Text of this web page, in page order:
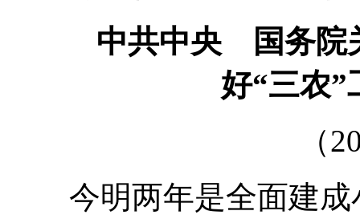
中共中央 国务院
好“三农”
（
今明两年是全面建成